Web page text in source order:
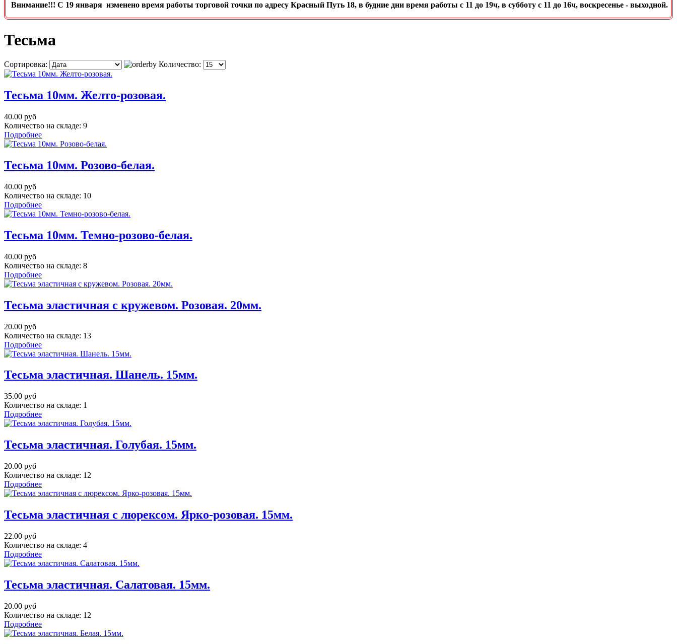
Внимание!!! C 19 января изменено время работы торговой точки по адресу Красный Путь 18, в будние дни время работы с 11 до 19ч, в субботу с 11 до 16ч, воскресенье - выходной.
Тесьма
Сортировка: Количество:
Тесьма 10мм. Желто-розовая.
40.00 руб
Количество на складе: 9
Подробнее
Тесьма 10мм. Розово-белая.
40.00 руб
Количество на складе: 10
Подробнее
Тесьма 10мм. Темно-розово-белая.
40.00 руб
Количество на складе: 8
Подробнее
Тесьма эластичная с кружевом. Розовая. 20мм.
20.00 руб
Количество на складе: 13
Подробнее
Тесьма эластичная. Шанель. 15мм.
35.00 руб
Количество на складе: 1
Подробнее
Тесьма эластичная. Голубая. 15мм.
20.00 руб
Количество на складе: 12
Подробнее
Тесьма эластичная с люрексом. Ярко-розовая. 15мм.
22.00 руб
Количество на складе: 4
Подробнее
Тесьма эластичная. Салатовая. 15мм.
20.00 руб
Количество на складе: 12
Подробнее